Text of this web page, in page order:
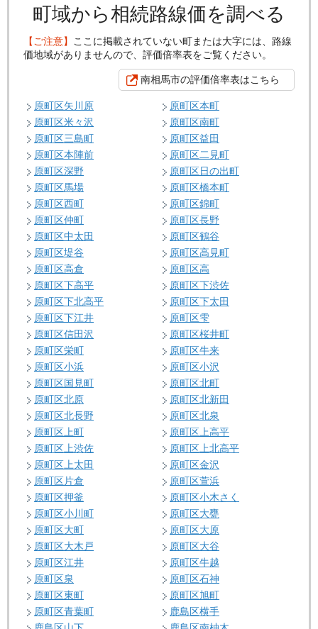
町域から相続路線価を調べる
【ご注意】 ここに掲載されていない町または大字には、路線
価地域がありませんので、評価倍率表をご覧ください。
南相馬市の評価倍率表はこちら
原町区矢川原
原町区本町
原町区米々沢
原町区南町
原町区三島町
原町区益田
原町区本陣前
原町区二見町
原町区深野
原町区日の出町
原町区馬場
原町区橋本町
原町区西町
原町区錦町
原町区仲町
原町区長野
原町区中太田
原町区鶴谷
原町区堤谷
原町区高見町
原町区高倉
原町区高
原町区下高平
原町区下渋佐
原町区下北高平
原町区下太田
原町区下江井
原町区雫
原町区信田沢
原町区桜井町
原町区栄町
原町区牛来
原町区小浜
原町区小沢
原町区国見町
原町区北町
原町区北原
原町区北新田
原町区北長野
原町区北泉
原町区上町
原町区上高平
原町区上渋佐
原町区上北高平
原町区上太田
原町区金沢
原町区片倉
原町区萱浜
原町区押釜
原町区小木さく
原町区小川町
原町区大甕
原町区大町
原町区大原
原町区大木戸
原町区大谷
原町区江井
原町区牛越
原町区泉
原町区石神
原町区東町
原町区旭町
原町区青葉町
鹿島区横手